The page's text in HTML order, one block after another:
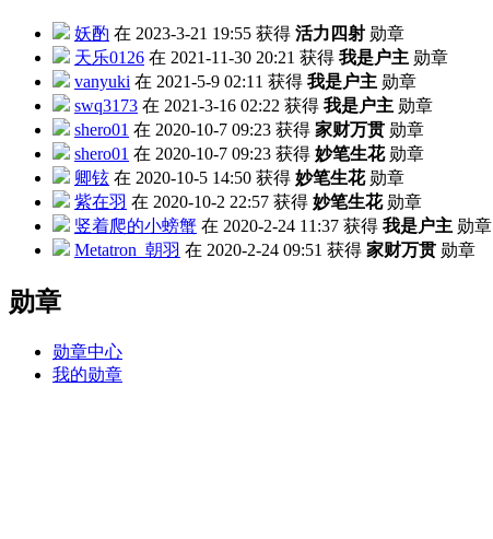
妖酌 在 2023-3-21 19:55 获得 活力四射 勋章
天乐0126 在 2021-11-30 20:21 获得 我是户主 勋章
vanyuki 在 2021-5-9 02:11 获得 我是户主 勋章
swq3173 在 2021-3-16 02:22 获得 我是户主 勋章
shero01 在 2020-10-7 09:23 获得 家财万贯 勋章
shero01 在 2020-10-7 09:23 获得 妙笔生花勋章
卿铉 在 2020-10-5 14:50 获得 妙笔生花勋章
紫在羽 在 2020-10-2 22:57 获得 妙笔生花勋章
竖着爬的小螃蟹 在 2020-2-24 11:37 获得 我是户主 勋章
Metatron_朝羽 在 2020-2-24 09:51 获得 家财万贯 勋章
勋章
勋章中心
我的勋章